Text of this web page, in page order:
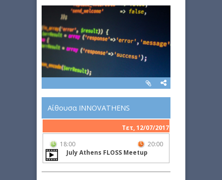
Αίθουσα INNOVATHENS
Τετ, 12/07/2017
18:00
20:00
July Athens FLOSS Meetup